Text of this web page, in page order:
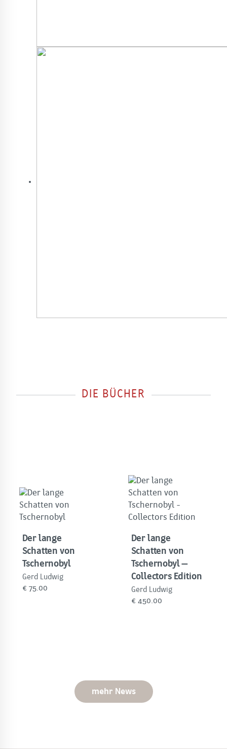
DIE BÜCHER
Der lange
Schatten von
Tschernobyl
Gerd Ludwig
€ 75.00
Der lange
Schatten von
Tschernobyl –
Collectors Edition
Gerd Ludwig
€ 450.00
mehr News